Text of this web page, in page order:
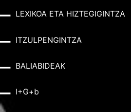
LEXIKOA ETA HIZTEGIGINTZA
ITZULPENGINTZA
BALIABIDEAK
I+G+b